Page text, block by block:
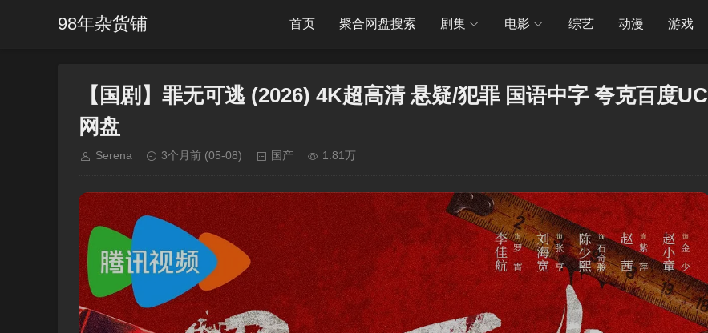
98年杂货铺 首页 聚合网盘搜索 剧集 电影 综艺 动漫 游戏
【国剧】罪无可逃 (2026) 4K超高清 悬疑/犯罪 国语中字 夸克百度UC
网盘
Serena 3个月前 (05-08) 国产 1.81万